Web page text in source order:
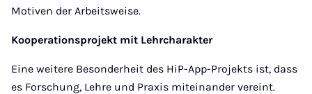
Motiven der Arbeitsweise.
Kooperationsprojekt mit Lehrcharakter
Eine weitere Besonderheit des HiP-App-Projekts ist, dass
es Forschung, Lehre und Praxis miteinander vereint.